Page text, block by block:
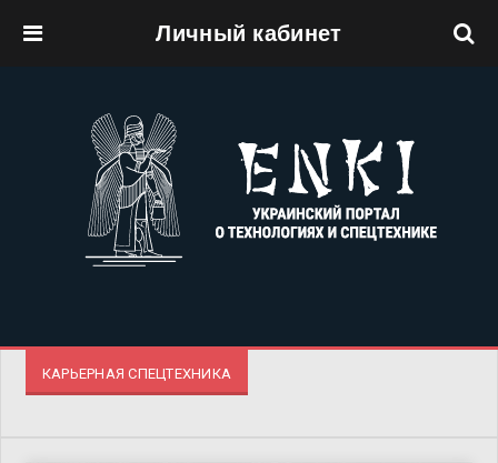
Личный кабинет
КАРЬЕРНАЯ СПЕЦТЕХНИКА